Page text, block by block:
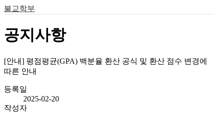
불교학부
공지사항
[안내] 평점평균(GPA) 백분율 환산 공식 및 환산 점수 변경에
따른 안내
등록일
2025-02-20
작성자